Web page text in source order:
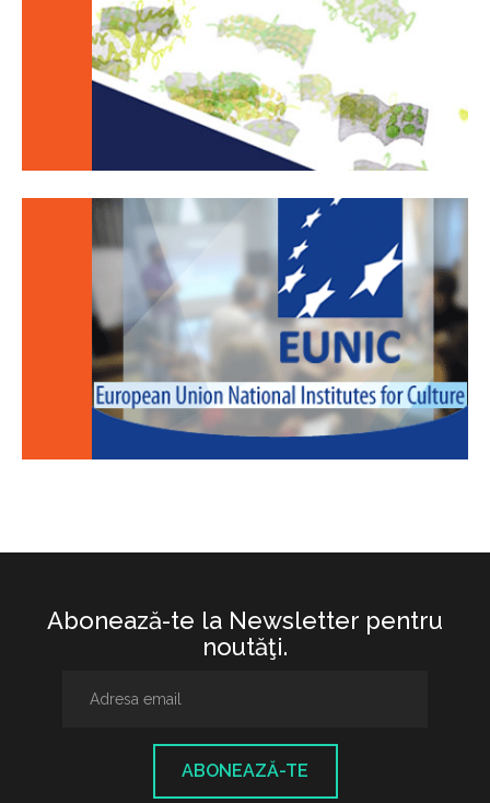
Abonează-te la Newsletter pentru
noutăţi.
ABONEAZĂ-TE